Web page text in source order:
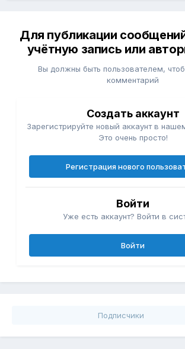
Для публикации
учётную запись или
Вы должны быть пользователем,
комментарий
Создать аккаунт
Зарегистрируйте новый аккаунт в
Это очень просто!
Регистрация нового
Войти
Уже есть аккаунт? Войти в
Войти
Подписчики